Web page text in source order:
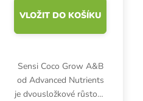
VLOŽIT DO KOŠÍKU
Sensi Coco Grow A&B
od Advanced Nutrients
je dvousložkové růstové